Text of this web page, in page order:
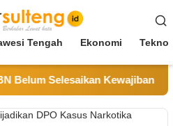
Tengah Ekonomi
Selesaikan Kewajiban untuk